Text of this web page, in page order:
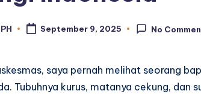
September 9, 2025 No
saya pernah melihat seorang
Tubuhnya kurus, matanya cekung, dan